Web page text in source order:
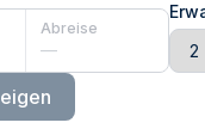
Abreise
—